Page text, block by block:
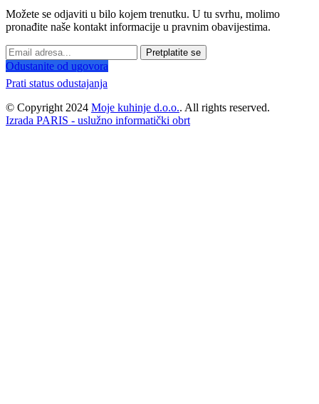
Možete se odjaviti u bilo kojem trenutku. U tu svrhu, molimo
pronađite naše kontakt informacije u pravnim obavijestima.
Pretplatite se
Odustanite od ugovora
Prati status odustajanja
© Copyright 2024 Moje kuhinje d.o.o.. All rights reserved.
Izrada PARIS - uslužno informatički obrt